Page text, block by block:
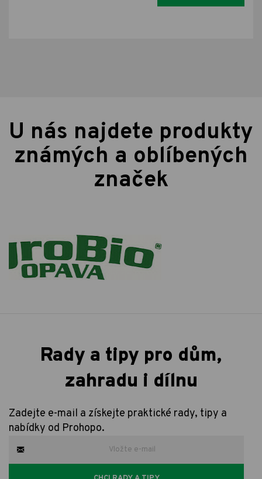
U nás najdete produkty
známých a oblíbených
značek
Rady a tipy pro dům,
zahradu i dílnu
Zadejte e-mail a získejte praktické rady, tipy a
nabídky od Prohopo.